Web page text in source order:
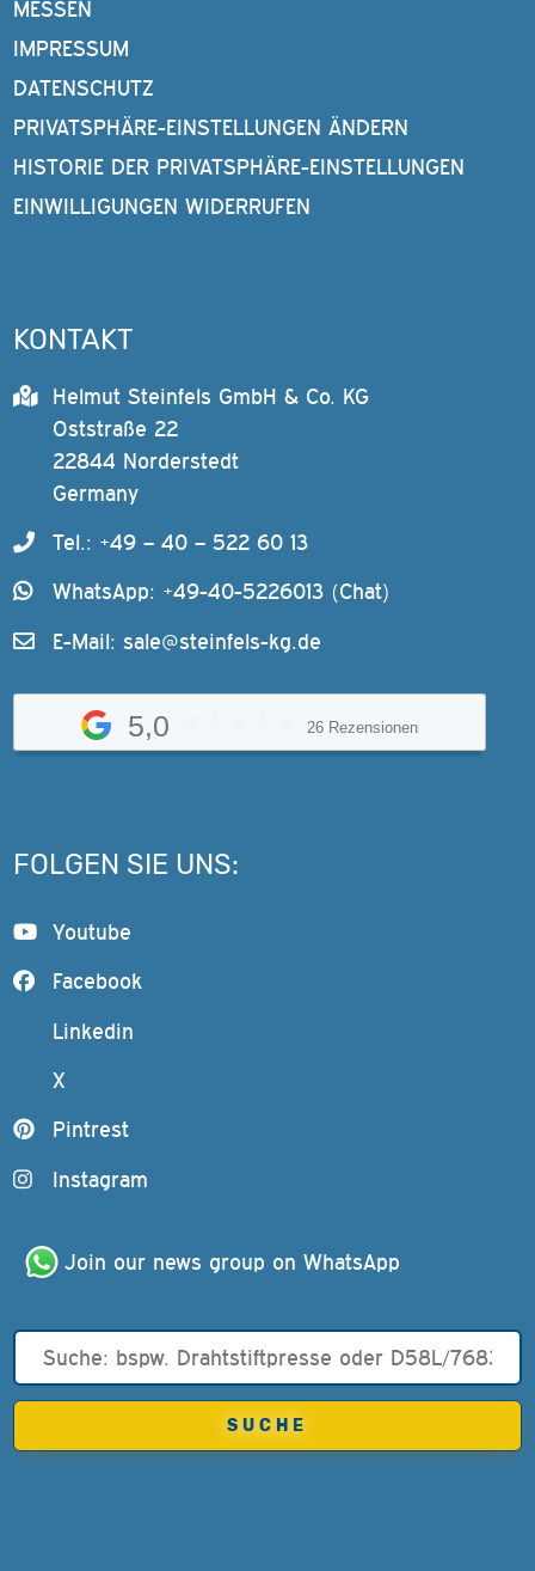
MESSEN
IMPRESSUM
DATENSCHUTZ
PRIVATSPHÄRE-EINSTELLUNGEN ÄNDERN
HISTORIE DER PRIVATSPHÄRE-EINSTELLUNGEN
EINWILLIGUNGEN WIDERRUFEN
KONTAKT
Helmut Steinfels GmbH & Co. KG
Oststraße 22
22844 Norderstedt
Germany
Tel.: +49 – 40 – 522 60 13
WhatsApp: +49-40-5226013 (Chat)
E-Mail: sale@steinfels-kg.de
5,0 26 Rezensionen
FOLGEN SIE UNS:
Youtube
Facebook
Linkedin
X
Pintrest
Instagram
Join our news group on WhatsApp